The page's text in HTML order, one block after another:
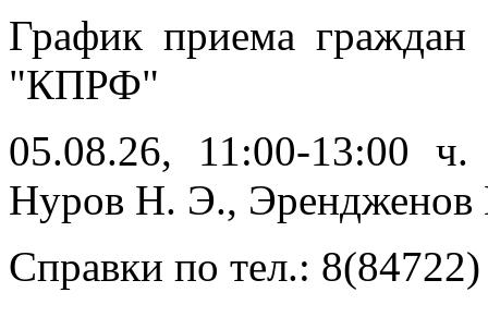
График приема
"КПРФ"
05.08.26, 11:00-13:00
Нуров Н. Э.,
Справки по тел.: